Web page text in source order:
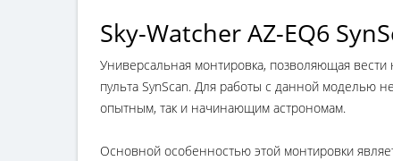
Sky-Watcher AZ-EQ6
Универсальная монтировка, позволяющая
пульта SynScan. Для работы с данной моделью
опытным, так и начинающим астрономам.
Основной особенностью этой монтировки